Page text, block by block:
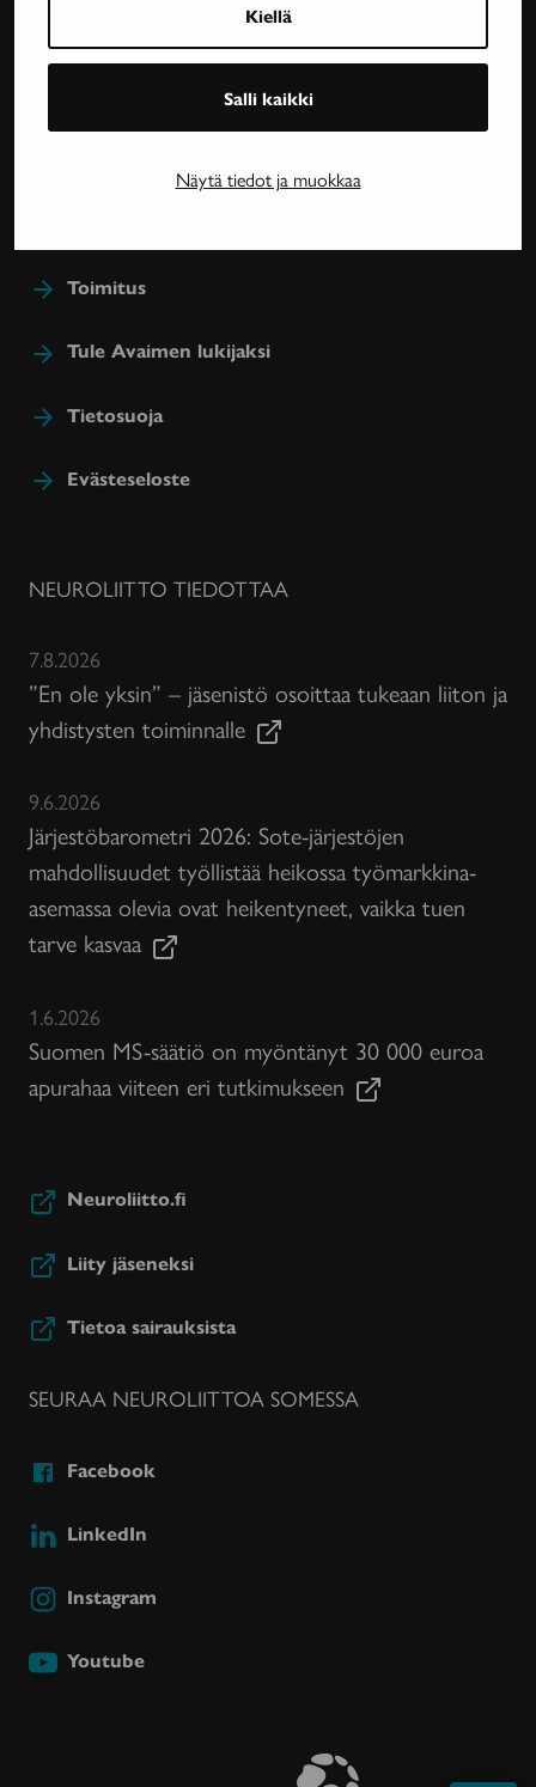
Kiellä
Salli kaikki
Näytä tiedot ja muokkaa
Neurologinen aikakauslehti Avain tarjoaa luotettavaa
ja asiantuntevaa tietoa MS-taudin, neurologisten
tutkimuksesta, lääkehoidoista, kuntoutuksesta ja
Neuroliitto. Lehti on Neuroliiton jäsenyhdistysten
Toimitus
Tule Avaimen lukijaksi
Tietosuoja
Evästeseloste
NEUROLIITTO TIEDOTTAA
7.8.2026
”En ole yksin” – jäsenistö osoittaa tukeaan liiton ja
yhdistysten toiminnalle
9.6.2026
Järjestöbarometri 2026: Sote-järjestöjen
mahdollisuudet työllistää heikossa työmarkkina-
asemassa olevia ovat heikentyneet, vaikka tuen
tarve kasvaa
1.6.2026
Suomen MS-säätiö on myöntänyt 30 000 euroa
apurahaa viiteen eri tutkimukseen
Neuroliitto.fi
Liity jäseneksi
Tietoa sairauksista
SEURAA NEUROLIITTOA SOMESSA
Facebook
LinkedIn
Instagram
Youtube